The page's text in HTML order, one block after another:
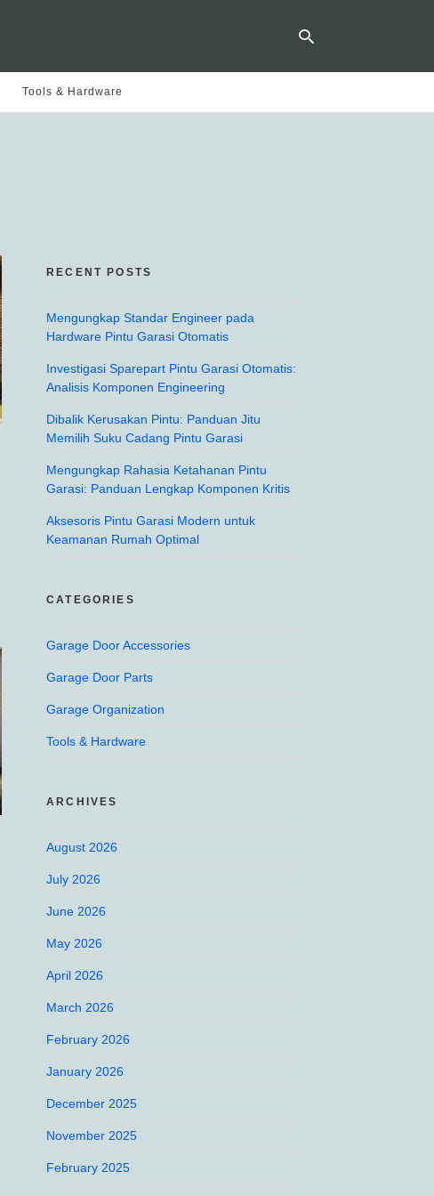
Tools & Hardware
RECENT POSTS
Mengungkap Standar Engineer pada
Hardware Pintu Garasi Otomatis
Investigasi Sparepart Pintu Garasi Otomatis:
Analisis Komponen Engineering
Dibalik Kerusakan Pintu: Panduan Jitu
Memilih Suku Cadang Pintu Garasi
Mengungkap Rahasia Ketahanan Pintu
Garasi: Panduan Lengkap Komponen Kritis
Aksesoris Pintu Garasi Modern untuk
Keamanan Rumah Optimal
CATEGORIES
Garage Door Accessories
Garage Door Parts
Garage Organization
Tools & Hardware
ARCHIVES
August 2026
July 2026
June 2026
May 2026
April 2026
March 2026
February 2026
January 2026
December 2025
November 2025
February 2025